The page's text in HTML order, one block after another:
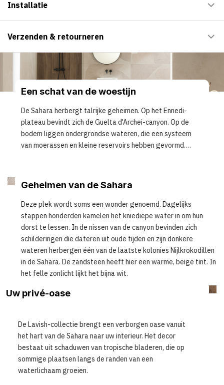
Installatie
Verzenden & retourneren
Een schat van de woestijn
De Sahara herbergt talrijke geheimen. Op het Ennedi-
plateau bevindt zich de Guelta d'Archei-canyon. Op de
bodem liggen ondergrondse wateren, die een systeem
van moerassen en kleine reservoirs hebben gevormd.
doorkruisen.
Geheimen van de Sahara
Deze plek wordt soms een wonder genoemd. Dagelijks
stappen honderden kamelen het kniediepe water in om hun
dorst te lessen. In de nissen van de canyon bevinden zich
schilderingen die dateren uit oude tijden en zijn donkere
wateren herbergen één van de laatste kolonies Nijlkrokodillen
in de Sahara. De zandsteen heeft hier een warme, beige tint. In
het felle zonlicht lijkt het bijna wit.
Uw privé-oase
De Lavish-collectie brengt een verborgen oase vanuit
het hart van de Sahara naar uw interieur. Het decor
bestaat uit schaduwen van tropische bladeren, die op
sommige plaatsen langs de randen van een
waterlichaam groeien.